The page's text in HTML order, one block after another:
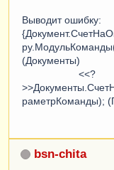
Выводит ошибку:
(Документы)
<<?
раметрКоманды);
bsn-chita